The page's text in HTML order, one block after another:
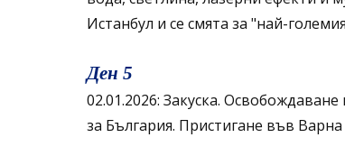
Истанбул и се смята за "най-
Ден 5
02.01.2026: Закуска.
за България. Пристигане във Варна